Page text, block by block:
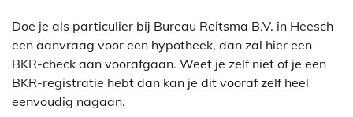
Doe je als particulier bij Bureau Reitsma B.V. in Heesch
een aanvraag voor een hypotheek, dan zal hier een
BKR-check aan voorafgaan. Weet je zelf niet of je een
BKR-registratie hebt dan kan je dit vooraf zelf heel
eenvoudig nagaan.